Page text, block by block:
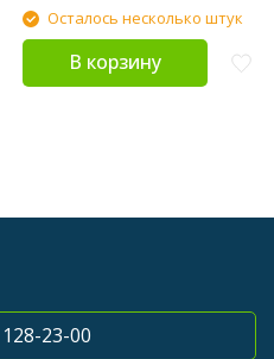
Осталось несколько штук
В корзину
23-00